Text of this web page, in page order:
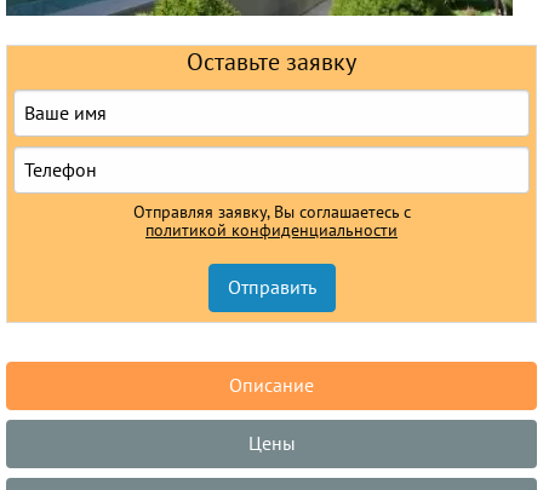
Оставьте заявку
Отправляя заявку, Вы соглашаетесь с
политикой конфиденциальности
Описание
Цены